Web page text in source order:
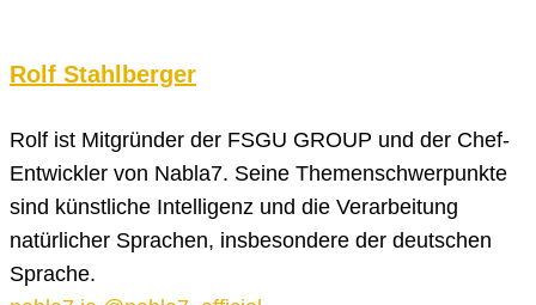
Rolf Stahlberger
Rolf ist Mitgründer der FSGU GROUP und der Chef-
Entwickler von Nabla7. Seine Themenschwerpunkte
sind künstliche Intelligenz und die Verarbeitung
natürlicher Sprachen, insbesondere der deutschen
Sprache.